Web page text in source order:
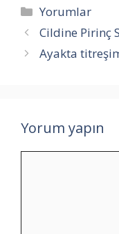
Kategoriler
Yorumlar
Cildine Pirinç
Ayakta
Yorum yapın